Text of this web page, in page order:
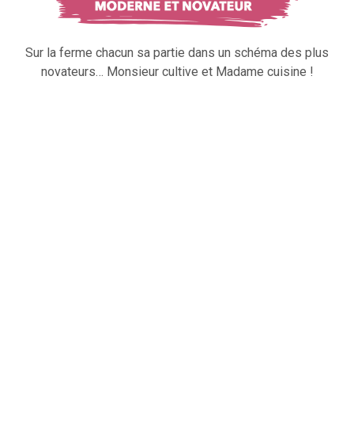
Sur la ferme chacun sa partie dans un schéma des plus
novateurs… Monsieur cultive et Madame cuisine !